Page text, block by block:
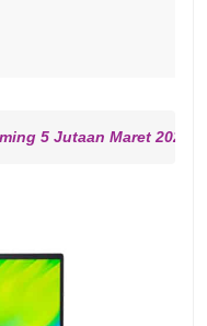
5 Jutaan Maret 2022